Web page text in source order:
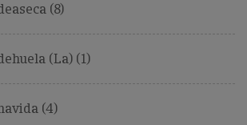
(8)
(La) (1)
(4)